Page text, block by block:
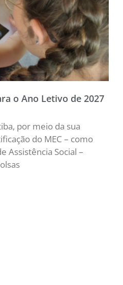
o Ano Letivo de 2027
por meio da sua
do MEC – como
Assistência Social –